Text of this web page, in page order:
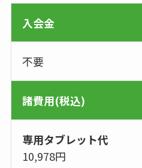
入会金
不要
諸費用(税込)
専用タブレット代
10,978円